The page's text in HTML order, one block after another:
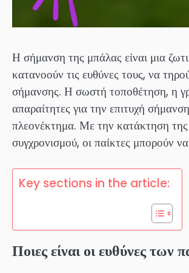
Η σήμανση της μπάλας είναι μια
κατανοούν τις ευθύνες τους, να
σήμανσης. Η σωστή τοποθέτηση, η
απαραίτητες για την επιτυχή
πλεονέκτημα. Με την κατάκτηση
συγχρονισμού, οι παίκτες μπορούν
Key sections in the article:
Ποιες είναι οι ευθύνες